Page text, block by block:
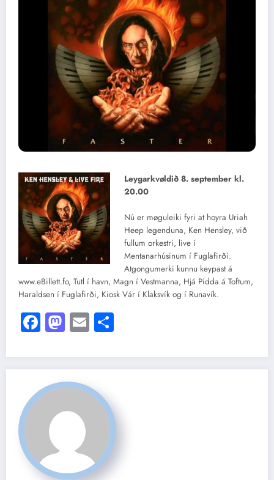
Leygarkvøldið 8. september kl.
20.00
Nú er møguleiki fyri at hoyra Uriah
Heep legenduna, Ken Hensley, við
fullum orkestri, live í
Mentanarhúsinum í Fuglafirði.
Atgongumerki kunnu keypast á
www.eBillett.fo, Tutl í havn, Magn í Vestmanna, Hjá Pidda á Toftum,
Haraldsen í Fuglafirði, Kiosk Vár í Klaksvík og í Runavík.
Facebook
Mastodon
Email